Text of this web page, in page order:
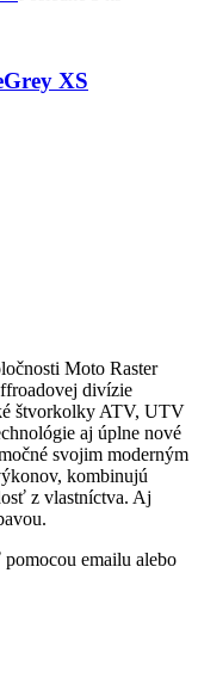
XS
Moto Raster
divízie
štvorkolky ATV, UTV
aj úplne nové
svojim moderným
kombinujú
z vlastníctva. Aj
emailu alebo